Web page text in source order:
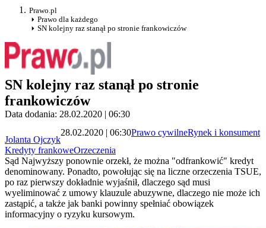
Prawo.pl
Prawo dla każdego
SN kolejny raz stanął po stronie frankowiczów
SN kolejny raz stanął po stronie
frankowiczów
Data dodania: 28.02.2020 | 06:30
Jolanta Ojczyk
28.02.2020 | 06:30Prawo cywilneRynek i konsument
Kredyty frankoweOrzeczenia
Sąd Najwyższy ponownie orzekł, że można "odfrankowić" kredyt
denominowany. Ponadto, powołując się na liczne orzeczenia TSUE,
po raz pierwszy dokładnie wyjaśnił, dlaczego sąd musi
wyeliminować z umowy klauzule abuzywne, dlaczego nie może ich
zastąpić, a także jak banki powinny spełniać obowiązek
informacyjny o ryzyku kursowym.